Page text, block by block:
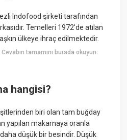
Indofood şirketi tarafından
Temelleri 1972'de atılan
ülkeye ihraç edilmektedir.
Cevabın tamamını burada okuyun:
hangisi?
biri olan tam buğday
yapılan makarnaya oranla
düşük bir besindir. Düşük